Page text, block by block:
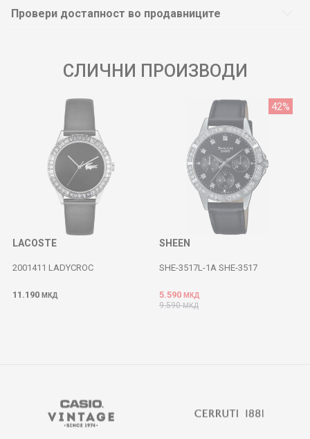
Провери достапност во продавниците
СЛИЧНИ ПРОИЗВОДИ
LACOSTE
2001411 LADYCROC
11.190 МКД
42%
SHEEN
SHE-3517L-1A SHE-3517
5.590 МКД
9.590МКД